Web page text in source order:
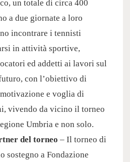
un totale di circa 400
a due giornate a loro
incontrare i tennisti
in attività sportive,
ed addetti ai lavori sul
con l’obiettivo di
e voglia di
vivendo da vicino il torneo
Umbria e non solo.
del torneo – Il torneo di
sostegno a Fondazione